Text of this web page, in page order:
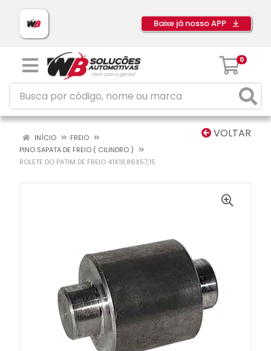
Baixe já nosso APP
0
VOLTAR
INÍCIO
FREIO
PINO SAPATA DE FREIO ( CILINDRO )
ROLETE DO PATIM DE FREIO 41X18,86X57,15